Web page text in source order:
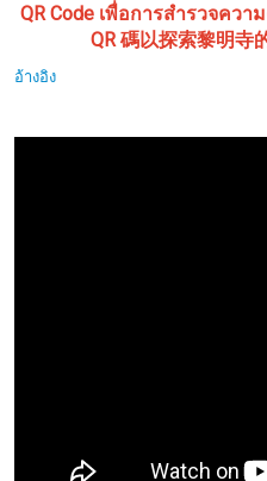
QR Code เพื่อการสำรวจคว
QR 碼以探索黎明寺
อ้างอิง